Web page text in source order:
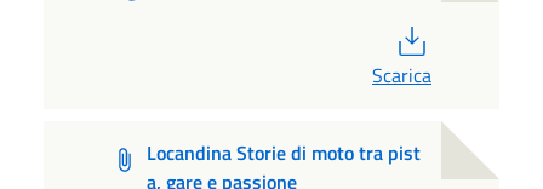
Scarica
Locandina Storie di moto tra pist
a, gare e passione